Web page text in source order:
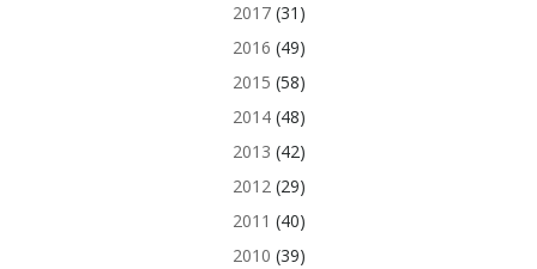
2017(31)
2016 (49)
2015 (58)
2014(48)
2013 (42)
2012(29)
2011 (40)
2010 (39)